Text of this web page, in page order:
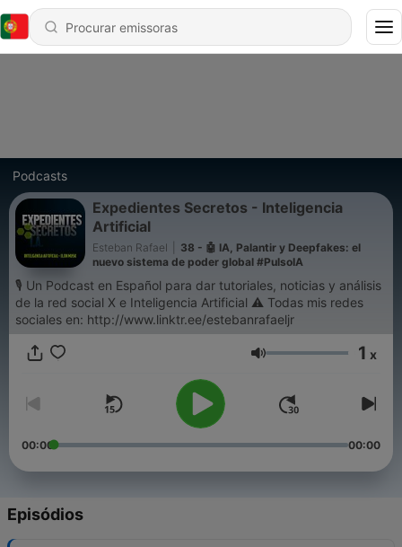
Podcasts
Expedientes Secretos - Inteligencia
Artificial
Esteban Rafael
38 - 🤖 IA, Palantir y Deepfakes: el
nuevo sistema de poder global #PulsoIA
🎙 Un Podcast en Español para dar tutoriales, noticias y análisis
de la red social X e Inteligencia Artificial ⚠️ Todas mis redes
sociales en: http://www.linktr.ee/estebanrafaeljr
Volume 1 x
00:00 00:00
Episódios